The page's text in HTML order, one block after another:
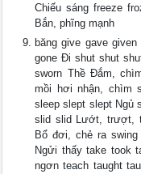
Chiếu sáng freeze
Bắn, phĩng mạnh
băng give gave
gone Đi shut shut
sworn Thề Đắm,
mồi hơi nhận, chìm
sleep slept slept Ngủ
slid slid Lướt, trượt,
Bổ đơi, chẻ ra
Ngửi thấy take took
ngơn teach taught